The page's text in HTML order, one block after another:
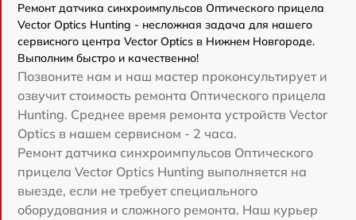
Ремонт датчика синхроимпульсов Оптического прицела
Vector Optics Hunting - несложная задача для нашего
сервисного центра Vector Optics в Нижнем Новгороде.
Выполним быстро и качественно!
Позвоните нам и наш мастер проконсультирует и
озвучит стоимость ремонта Оптического прицела
Hunting. Среднее время ремонта устройств Vector
Optics в нашем сервисном - 2 часа.
Ремонт датчика синхроимпульсов Оптического
прицела Vector Optics Hunting выполняется на
выезде, если не требует специального
оборудования и сложного ремонта. Наш курьер